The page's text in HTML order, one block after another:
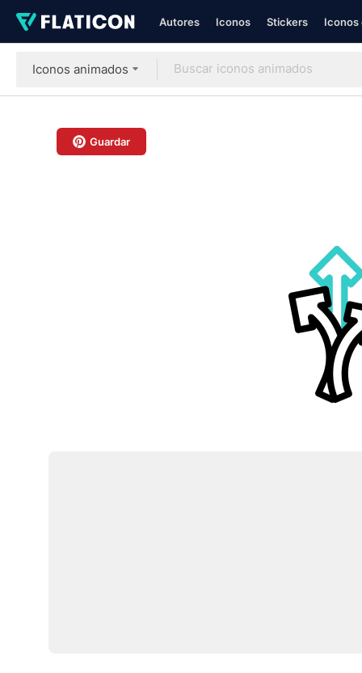
Autores Iconos Stickers Iconos
Iconos animados
Guardar